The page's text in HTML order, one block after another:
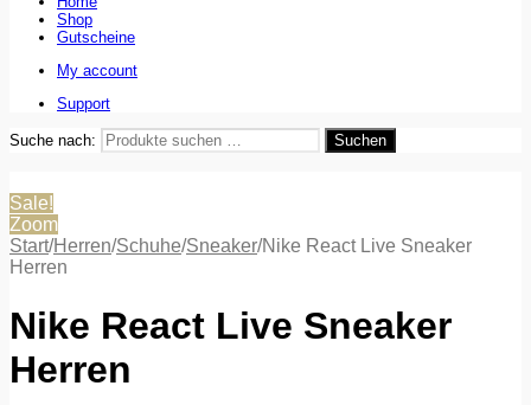
Shop
Gutscheine
My account
Support
Suche nach: Suchen
Sale!
Zoom
Start/Herren/Schuhe/Sneaker/Nike React Live Sneaker
Herren
Nike React Live Sneaker
Herren